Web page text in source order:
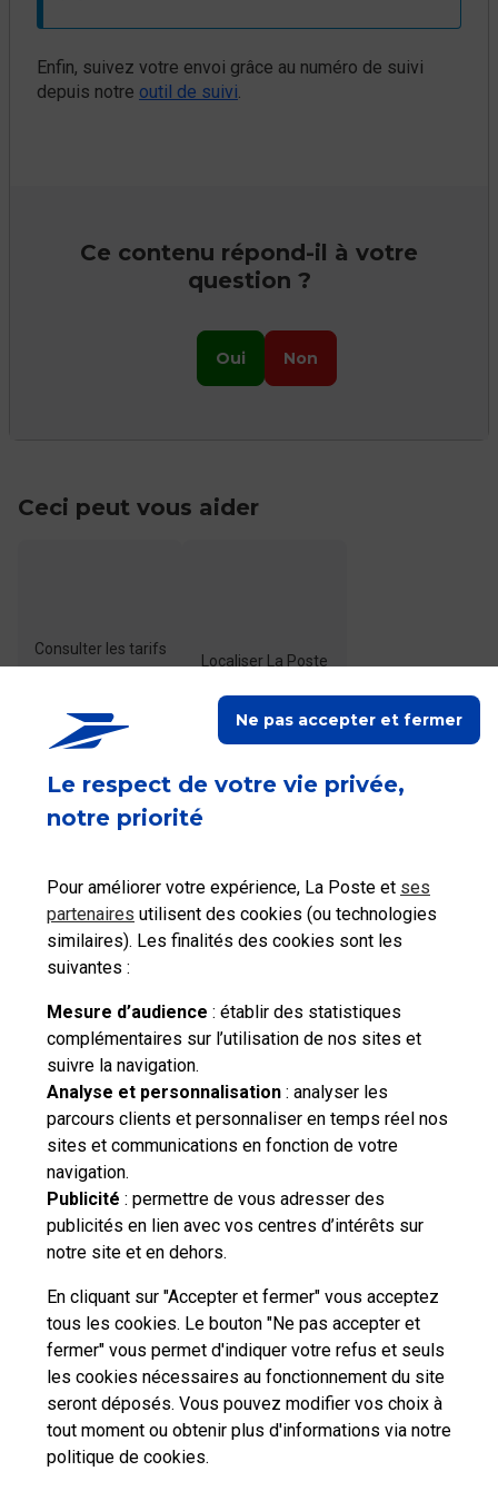
Le respect de votre vie privée,
notre priorité
Pour améliorer votre expérience, La Poste et ses
partenaires utilisent des cookies (ou technologies
similaires). Les finalités des cookies sont les
suivantes :
Mesure d’audience : établir des statistiques
complémentaires sur l’utilisation de nos sites et
suivre la navigation.
Analyse et personnalisation : analyser les
parcours clients et personnaliser en temps réel nos
sites et communications en fonction de votre
navigation.
Publicité : permettre de vous adresser des
publicités en lien avec vos centres d’intérêts sur
notre site et en dehors.
En cliquant sur "Accepter et fermer" vous acceptez
tous les cookies. Le bouton "Ne pas accepter et
fermer" vous permet d'indiquer votre refus et seuls
les cookies nécessaires au fonctionnement du site
seront déposés. Vous pouvez modifier vos choix à
tout moment ou obtenir plus d'informations via notre
politique de cookies.
Ne pas accepter et fermer
Enfin, suivez votre envoi grâce au numéro de suivi
depuis notre outil de suivi.
Ce contenu répond-il à votre
question ?
Oui Non
Ceci peut vous aider
Consulter les tarifs
postaux
Localiser La Poste
Comment ajouter une option de suivi à mes
courriers ?
Besoin d'aide complémentaire ?
Vous n'avez pas trouvé de solution parmi nos FAQs,
vous souhaitez nous contacter ou déposer une
réclamation ?
contacter
Professionnels Entreprises et Collectivités